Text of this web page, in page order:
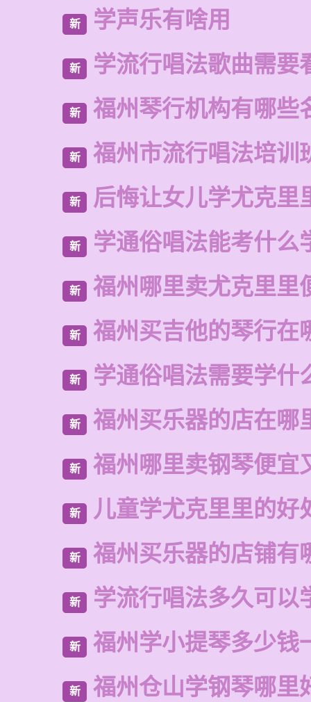
新 学声乐有啥用
新 学流行唱法歌曲需要
新 福州琴行机构有哪些
新 福州市流行唱法培训
新 后悔让女儿学尤克里
新 学通俗唱法能考什么
新 福州哪里卖尤克里里
新 福州买吉他的琴行在
新 学通俗唱法需要学什
新 福州买乐器的店在哪
新 福州哪里卖钢琴便宜
新 儿童学尤克里里的好
新 福州买乐器的店铺有
新 学流行唱法多久可以
新 福州学小提琴多少钱
新 福州仓山学钢琴哪里